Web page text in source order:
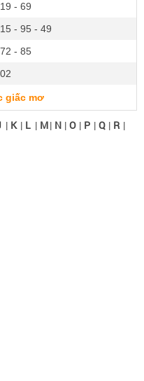
19 - 69
15 - 95 - 49
72 - 85
02
giấc mơ
| K | L | M| N | O | P | Q | R |